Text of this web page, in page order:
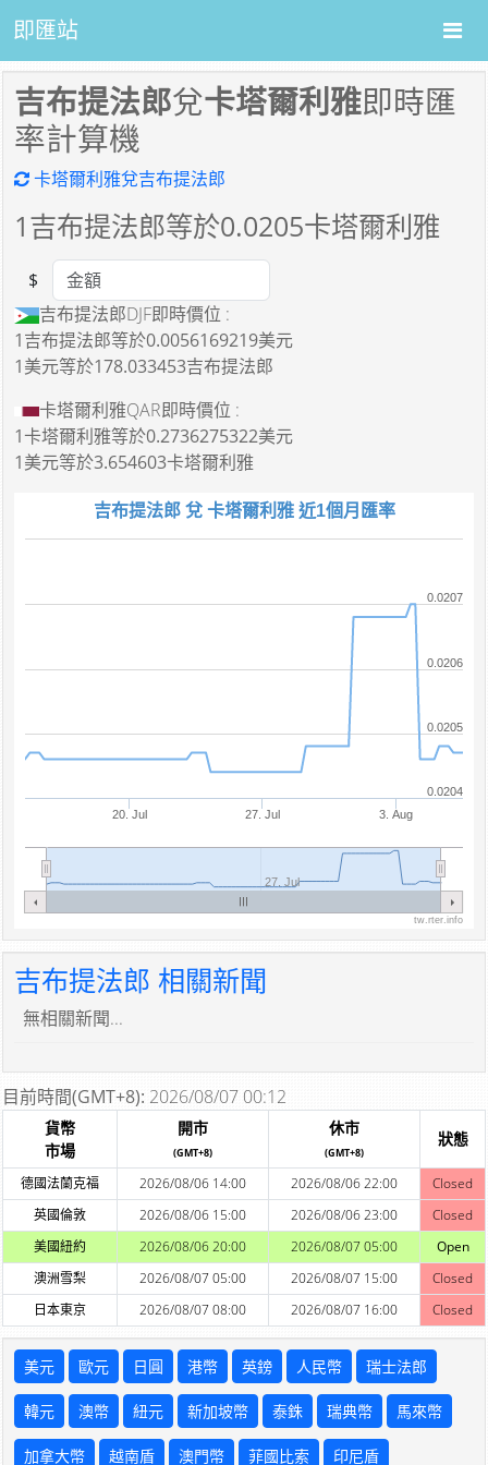
即匯站
吉布提法郎兌卡塔爾利雅即時匯
率計算機
卡塔爾利雅兌吉布提法郎
1吉布提法郎等於0.0205卡塔爾利雅
Amount
$
吉布提法郎DJF即時價位 :
1吉布提法郎等於0.0056169219美元
1美元等於178.033453吉布提法郎
卡塔爾利雅QAR即時價位 :
1卡塔爾利雅等於0.2736275322美元
1美元等於3.654603卡塔爾利雅
吉布提法郎 兌 卡塔爾利雅 近1個月匯率
20. Jul 27. Jul 3. Aug
27. Jul
0.0204
0.0205
0.0206
0.0207
tw.rter.info
吉布提法郎 相關新聞
無相關新聞...
目前時間(GMT+8): 2026/08/07 00:12
貨幣
市場
開市
(GMT+8)
休市
(GMT+8)
狀態
德國法蘭克福 2026/08/06 14:00 2026/08/06 22:00
Closed
英國倫敦
2026/08/06 15:00 2026/08/06 23:00
Closed
美國紐約
2026/08/06 20:00 2026/08/07 05:00
Open
澳洲雪梨
2026/08/07 05:00 2026/08/07 15:00
Closed
日本東京
2026/08/07 08:00 2026/08/07 16:00 Closed
美元 歐元 日圓 港幣 英鎊 人民幣 瑞士法郎
韓元 澳幣 紐元 新加坡幣 泰銖 瑞典幣 馬來幣
加拿大幣 越南盾 澳門幣 菲國比索 印尼盾